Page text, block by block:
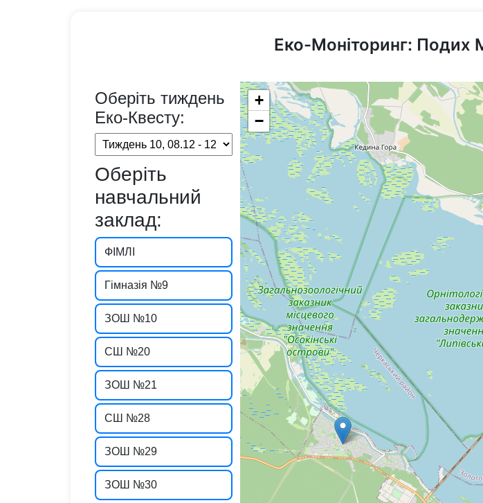
Еко-Моніторинг: Подих
Оберіть тиждень
Еко-Квесту:
Оберіть
навчальний
заклад:
ФІМЛІ
Гімназія №9
ЗОШ №10
СШ №20
ЗОШ №21
СШ №28
ЗОШ №29
ЗОШ №30
+
−